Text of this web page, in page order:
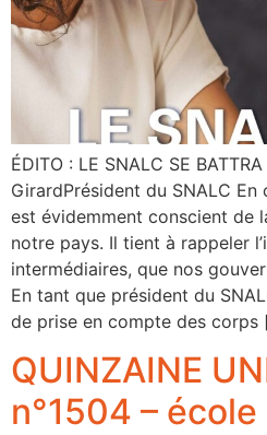
ÉDITO : LE SNALC SE
GirardPrésident du SNALC En
est évidemment conscient de
notre pays. Il tient à rappeler
intermédiaires, que nos
En tant que président du
de prise en compte des corps
QUINZAINE
n°1504 – école